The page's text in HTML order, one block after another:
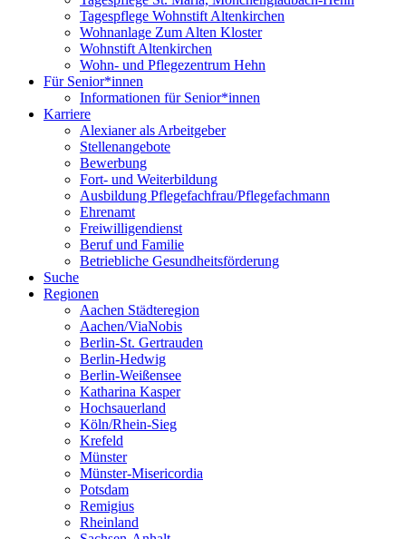
Tagespflege Wohnstift Altenkirchen
Wohnanlage Zum Alten Kloster
Wohnstift Altenkirchen
Wohn- und Pflegezentrum Hehn
Für Senior*innen
Informationen für Senior*innen
Karriere
Alexianer als Arbeitgeber
Stellenangebote
Bewerbung
Fort- und Weiterbildung
Ausbildung Pflegefachfrau/Pflegefachmann
Ehrenamt
Freiwilligendienst
Beruf und Familie
Betriebliche Gesundheitsförderung
Suche
Regionen
Aachen Städteregion
Aachen/ViaNobis
Berlin-St. Gertrauden
Berlin-Hedwig
Berlin-Weißensee
Katharina Kasper
Hochsauerland
Köln/Rhein-Sieg
Krefeld
Münster
Münster-Misericordia
Potsdam
Remigius
Rheinland